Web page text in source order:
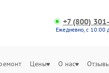
+7 (800)
Ежедневно, с 10:00
Цены О нас